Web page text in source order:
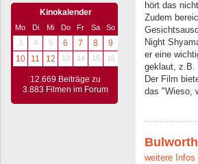
Kinokalender
Mo Di Mi Do Fr Sa
So
3
4 5 6 7 8
9
10
11 12 13 14 15 16
12.669 Beiträge zu
3.883 Filmen im Forum
hört das
Zudem
Night
er eine
geklaut, z.B.
Der Film
das "Wieso,
Bulworth
weitere